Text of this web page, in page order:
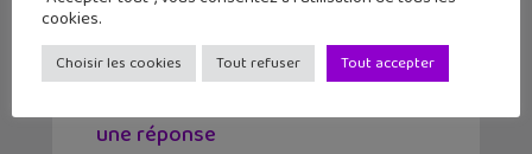
La réalité augmentée c’est quoi ?
une réponse
cookies.
Choisir les cookies Tout refuser Tout accepter